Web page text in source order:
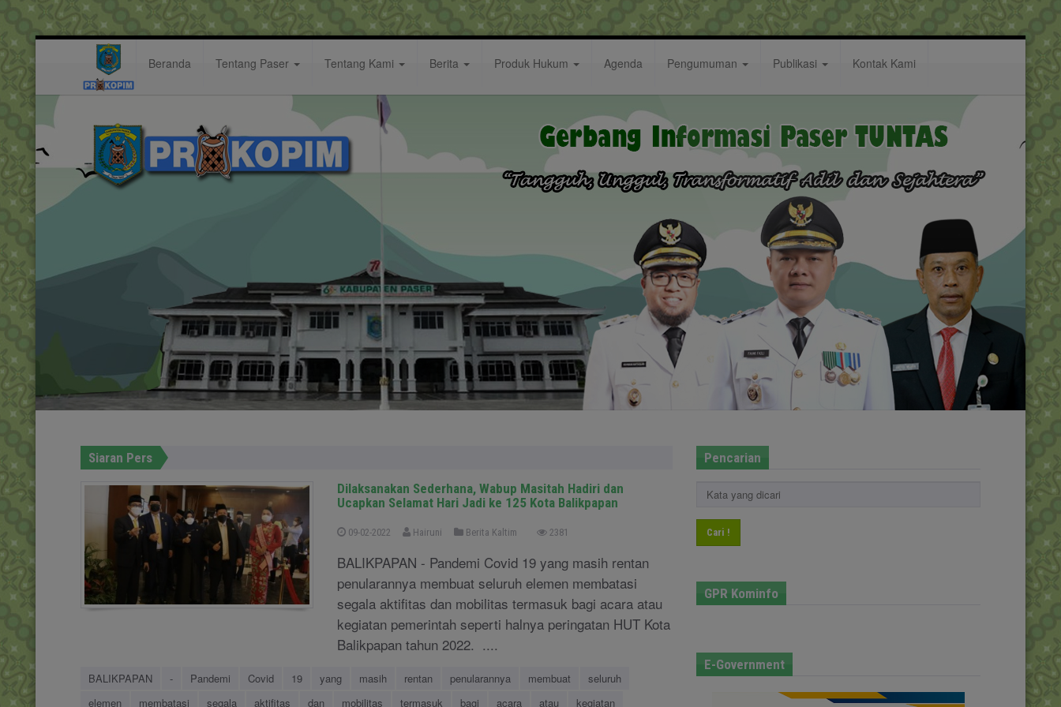
Beranda Tentang Paser Tentang Kami Berita Produk Hukum Agenda Pengumuman Publikasi Kontak Kami
Hastag:
Siaran Pers
Dilaksanakan Sederhana, Wabup Masitah Hadiri dan
Ucapkan Selamat Hari Jadi ke 125 Kota Balikpapan
09-02-2022 Hairuni Berita Kaltim 2381
BALIKPAPAN - Pandemi Covid 19 yang masih rentan
penularannya membuat seluruh elemen membatasi
segala aktifitas dan mobilitas termasuk bagi acara atau
kegiatan pemerintah seperti halnya peringatan HUT Kota
Balikpapan tahun 2022. ....
BALIKPAPAN - Pandemi Covid 19 yang masih rentan penularannya membuat
seluruh
elemen
membatasi segala aktifitas dan mobilitas termasuk bagi acara atau
kegiatan
Pencarian
Cari !
GPR Kominfo
E-Government